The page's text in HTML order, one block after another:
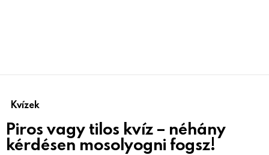
Kvízek
Piros vagy tilos kvíz – néhány
kérdésen mosolyogni fogsz!